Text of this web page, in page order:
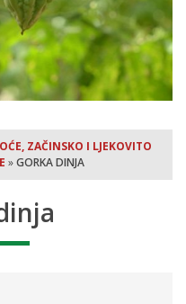
ZAČINSKO I LJEKOVITO
»GORKA DINJA